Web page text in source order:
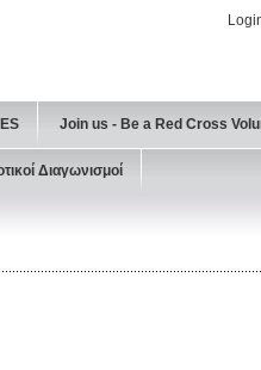
Join us - Be a Red Cross
Διαγωνισμοί